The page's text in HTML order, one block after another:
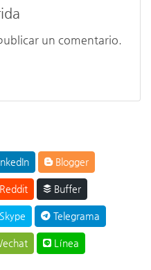
un comentario.
Blogger
Reddit Buffer
Telegrama
Línea